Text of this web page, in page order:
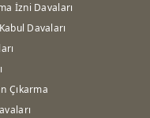
İzni Davaları
Davaları
Çıkarma